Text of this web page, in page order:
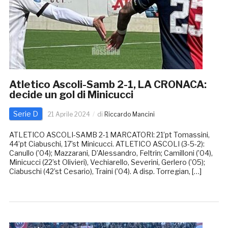
Atletico Ascoli-Samb 2-1, LA CRONACA:
decide un gol di Minicucci
Serie D 21 Aprile 2024 di Riccardo Mancini
ATLETICO ASCOLI-SAMB 2-1 MARCATORI: 21’pt Tomassini,
44’pt Ciabuschi, 17’st Minicucci. ATLETICO ASCOLI (3-5-2):
Canullo (’04); Mazzarani, D’Alessandro, Feltrin; Camilloni (’04),
Minicucci (22’st Olivieri), Vechiarello, Severini, Gerlero (’05);
Ciabuschi (42’st Cesario), Traini (’04). A disp. Torregian, […]